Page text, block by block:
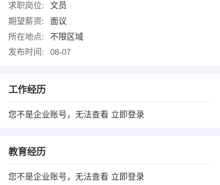
求职岗位:
文员
期望薪资:
面议
所在地点:
不限区域
发布时间:
08-07
工作经历
您不是企业账号，无法查看 立即登录
教育经历
您不是企业账号，无法查看 立即登录